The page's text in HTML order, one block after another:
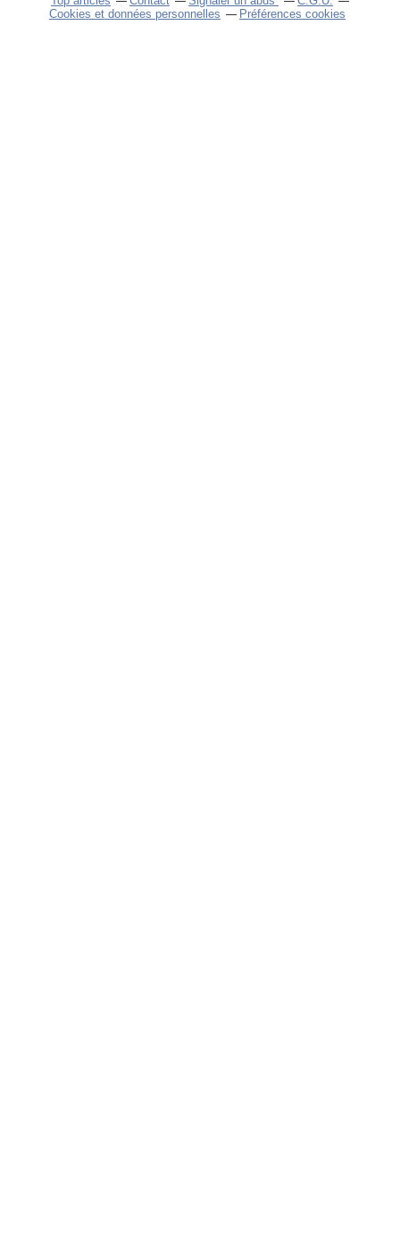
Cookies et données personnelles
Préférences cookies